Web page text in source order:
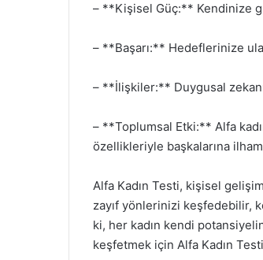
– **Kişisel Güç:** Kendinize
– **Başarı:** Hedeflerinize
– **İlişkiler:** Duygusal
– **Toplumsal Etki:** Alfa
özellikleriyle başkalarına
Alfa Kadın Testi, kişisel
zayıf yönlerinizi keşfedebilir,
ki, her kadın kendi
keşfetmek için Alfa Kadın